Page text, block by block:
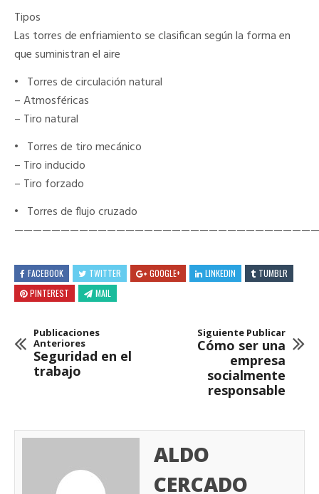
Tipos
Las torres de enfriamiento se clasifican según la forma en
que suministran el aire
• Torres de circulación natural
– Atmosféricas
– Tiro natural
• Torres de tiro mecánico
– Tiro inducido
– Tiro forzado
• Torres de flujo cruzado
FACEBOOK TWITTER GOOGLE+ LINKEDIN
TUMBLR
PINTEREST
MAIL
Publicaciones
Anteriores
Seguridad en el
trabajo
Siguiente Publicar
Cómo ser una
empresa
socialmente
responsable
ALDO
CERCADO